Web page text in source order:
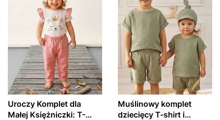
Uroczy Komplet dla
Małej Księżniczki: T-
Muślinowy komplet
dziecięcy T-shirt i